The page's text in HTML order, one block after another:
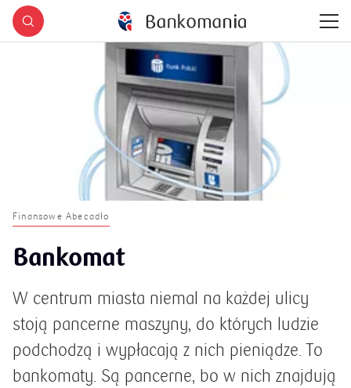
Finansowe Abecadło
Bankomat
W centrum miasta niemal na każdej ulicy
stoją pancerne maszyny, do których ludzie
podchodzą i wypłacają z nich pieniądze. To
bankomaty. Są pancerne, bo w nich znajdują